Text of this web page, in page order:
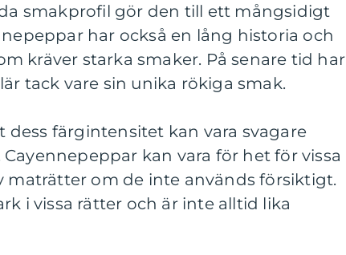
smakprofil gör den till ett mångsidigt
har också en lång historia och
kräver starka smaker. På senare tid har
tack vare sin unika rökiga smak.
dess färgintensitet kan vara svagare
kan vara för het för vissa
maträtter om de inte används försiktigt.
i vissa rätter och är inte alltid lika